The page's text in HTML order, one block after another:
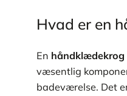
Hvad er en
En håndklædekrog
væsentlig
badeværelse. Det